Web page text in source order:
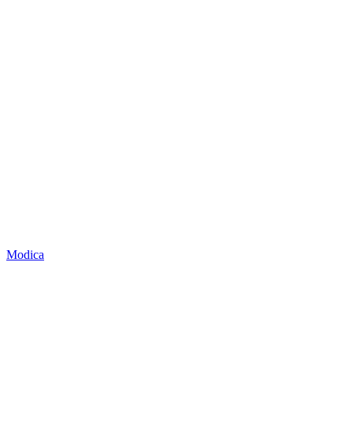
Modica